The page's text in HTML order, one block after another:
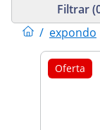
/ expondo
Filtrar
Oferta